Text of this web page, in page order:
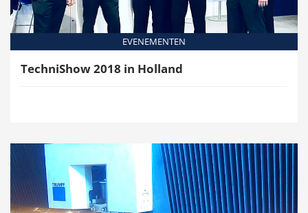
EVENEMENTEN
TechniShow 2018 in Holland